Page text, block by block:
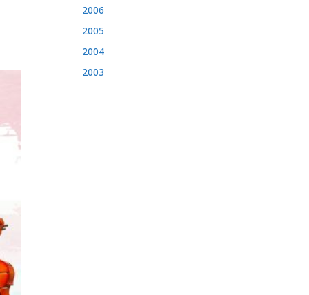
2006
2005
2004
2003